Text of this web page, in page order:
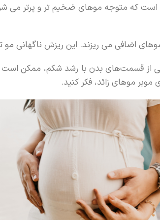
است که متوجه موهای ضخیم تر و پرتر
اضافی می ریزند. این ریزش ناگهانی مو
از قسمت‌های بدن با رشد شکم، ممکن است
موبر موهای زائد، فکر کنید.